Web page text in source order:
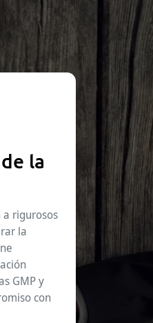
la
rigurosos
la
GMP y
con